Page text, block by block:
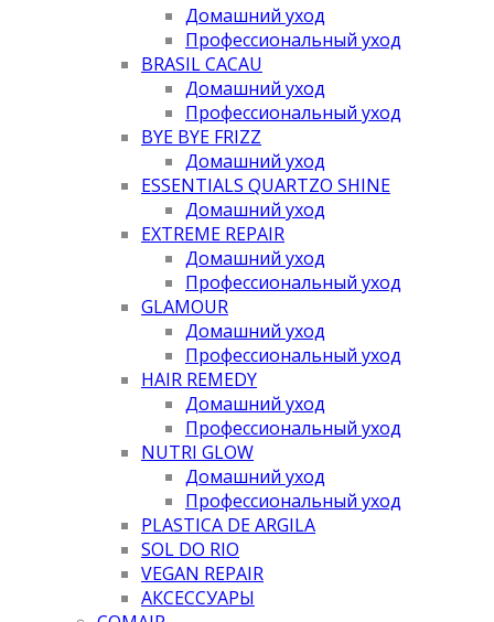
Домашний уход
Профессиональный уход
BRASIL CACAU
Домашний уход
Профессиональный уход
BYE BYE FRIZZ
Домашний уход
ESSENTIALS QUARTZO SHINE
Домашний уход
EXTREME REPAIR
Домашний уход
Профессиональный уход
GLAMOUR
Домашний уход
Профессиональный уход
HAIR REMEDY
Домашний уход
Профессиональный уход
NUTRI GLOW
Домашний уход
Профессиональный уход
PLASTICA DE ARGILA
SOL DO RIO
VEGAN REPAIR
АКСЕССУАРЫ